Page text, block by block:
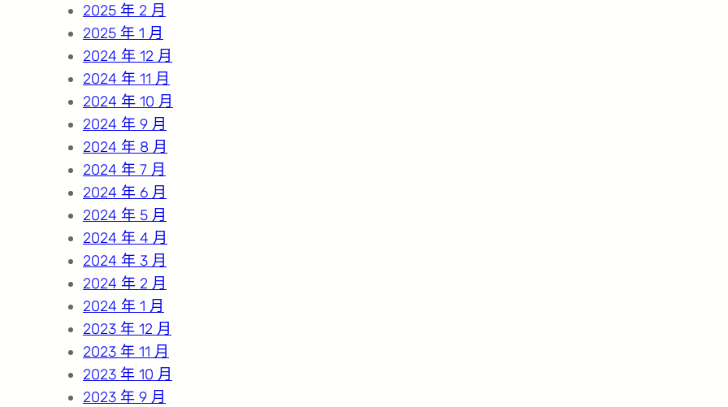
2025 年 2 月
2025 年 1 月
2024 年 12 月
2024 年 11 月
2024 年 10 月
2024 年 9 月
2024 年 8 月
2024 年 7 月
2024 年 6 月
2024 年 5 月
2024 年 4 月
2024 年 3 月
2024 年 2 月
2024 年 1 月
2023 年 12 月
2023 年 11 月
2023 年 10 月
2023 年 9 月